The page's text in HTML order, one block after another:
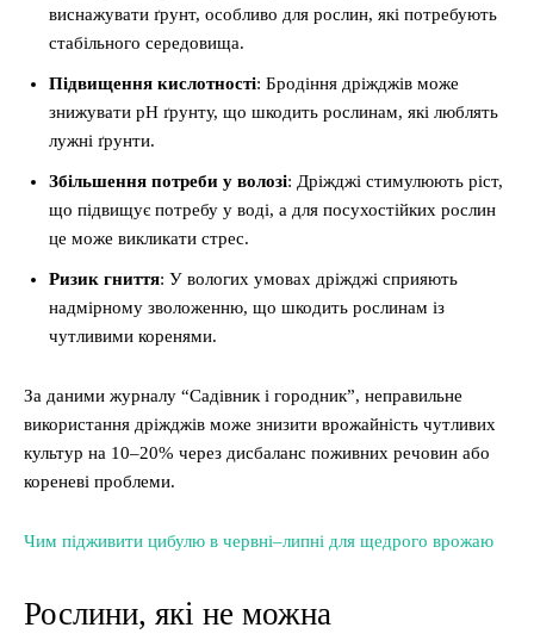
виснажувати ґрунт, особливо для рослин, які потребують
стабільного середовища.
Підвищення кислотності: Бродіння дріжджів може
знижувати pH ґрунту, що шкодить рослинам, які люблять
лужні ґрунти.
Збільшення потреби у волозі: Дріжджі стимулюють ріст,
що підвищує потребу у воді, а для посухостійких рослин
це може викликати стрес.
Ризик гниття: У вологих умовах дріжджі сприяють
надмірному зволоженню, що шкодить рослинам із
чутливими коренями.
За даними журналу “Садівник і городник”, неправильне
використання дріжджів може знизити врожайність чутливих
культур на 10–20% через дисбаланс поживних речовин або
кореневі проблеми.
Чим підживити цибулю в червні–липні для щедрого врожаю
Рослини, які не можна